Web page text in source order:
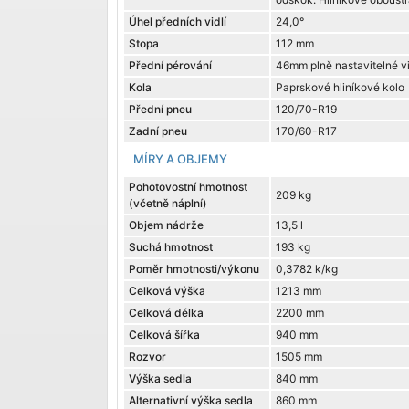
Úhel předních vidlí
24,0°
Stopa
112 mm
Přední pérování
46mm plně nastavitelné
Kola
Paprskové hliníkové kolo
Přední pneu
120/70-R19
Zadní pneu
170/60-R17
MÍRY A OBJEMY
Pohotovostní hmotnost
(včetně náplní)
209 kg
Objem nádrže
13,5 l
Suchá hmotnost
193 kg
Poměr hmotnosti/výkonu
0,3782 k/kg
Celková výška
1213 mm
Celková délka
2200 mm
Celková šířka
940 mm
Rozvor
1505 mm
Výška sedla
840 mm
Alternativní výška sedla
860 mm